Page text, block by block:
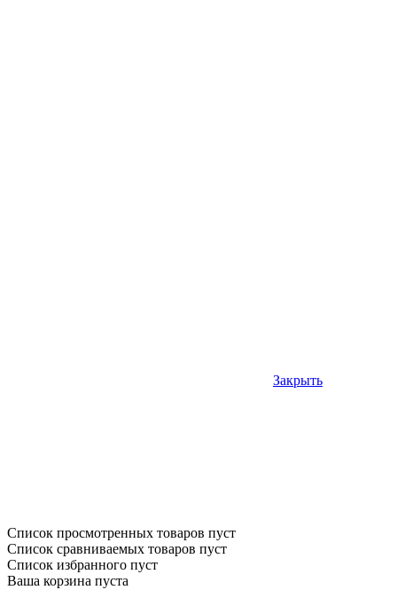
Закрыть
Список просмотренных товаров пуст
Список сравниваемых товаров пуст
Список избранного пуст
Ваша корзина пуста